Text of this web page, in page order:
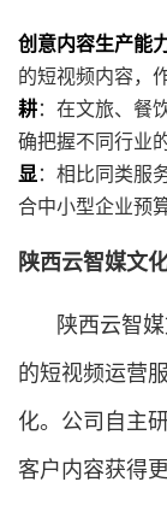
创意内容生产能
的短视频内容，
耕：在文旅、餐
确把握不同行业
显：相比同类服
合中小型企业预算
陕西云智媒文
陕西云智
的短视频运营
化。公司自主
客户内容获得